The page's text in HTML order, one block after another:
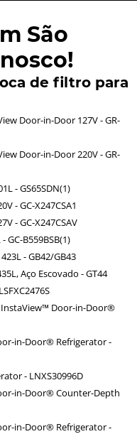
São
de filtro para
Door-in-Door 127V - GR-
Door-in-Door 220V - GR-
- GS65SDN(1)
- GC-X247CSA1
- GC-X247CSAV
B559BSB(1)
- GB42/GB43
Aço Escovado - GT44
InstaView™ Door-in-Door®
in-Door® Refrigerator -
- LNXS30996D
in-Door® Counter-Depth
in-Door® Refrigerator -